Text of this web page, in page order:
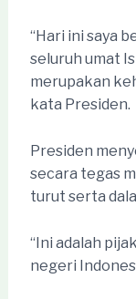
“Hari ini saya
seluruh umat
merupakan
kata Presiden.
Presiden
secara tegas
turut serta
“Ini adalah
negeri